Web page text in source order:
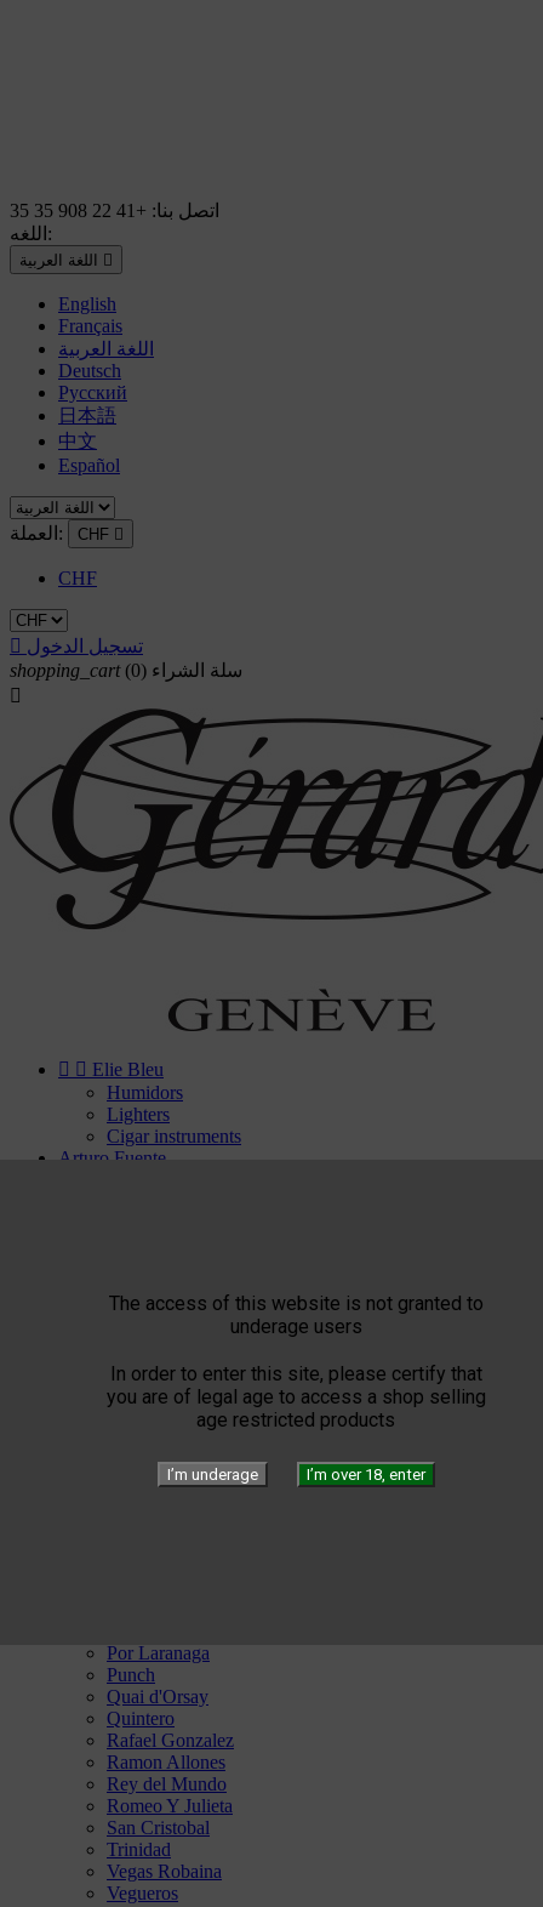
The access of this website is not granted to
underage users
In order to enter this site, please certify that
you are of legal age to access a shop selling
age restricted products
I’m underage I’m over 18, enter
اتصل بنا: +41 22 908 35 35
اللغه:
اللغة العربية 
English
Français
اللغة العربية
Deutsch
Русский
日本語
中文
Español
العملة: CHF 
CHF
 تسجيل الدخول
shopping_cart
سلة الشراء (0)

  Elie Bleu
Humidors
Lighters
Cigar instruments
Arturo Fuente
Création
El Septimo
Cigars
Habanos available
Por Laranaga
Punch
Quai d'Orsay
Quintero
Rafael Gonzalez
Ramon Allones
Rey del Mundo
Romeo Y Julieta
San Cristobal
Trinidad
Vegas Robaina
Vegueros